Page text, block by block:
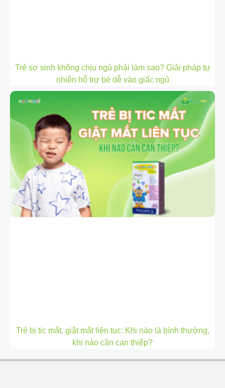
Trẻ sơ sinh không chịu ngủ phải làm sao? Giải pháp tự
nhiên hỗ trợ bé dễ vào giấc ngủ
Trẻ bị tic mắt, giật mắt liên tục: Khi nào là bình thường,
khi nào cần can thiệp?